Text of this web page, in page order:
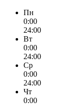
Пн
0:00
24:00
Вт
0:00
24:00
Ср
0:00
24:00
Чт
0:00